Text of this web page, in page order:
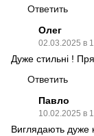
Ответить
Олег
02.03.2025 в
Дуже стильні !
Ответить
Павло
10.02.2025 в
Виглядають дуже